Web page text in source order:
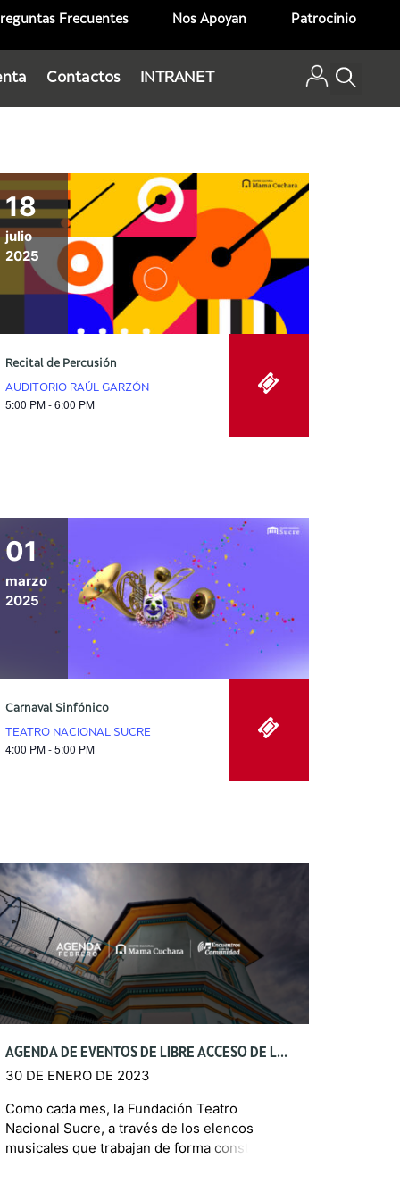
Frecuentes Nos Apoyan Patrocinio
Contactos INTRANET
18
julio
2025
Recital de Percusión
AUDITORIO RAÚL GARZÓN
5:00 PM - 6:00 PM
01
marzo
2025
Carnaval Sinfónico
TEATRO NACIONAL SUCRE
4:00 PM - 5:00 PM
AGENDA DE EVENTOS DE LIBRE ACCESO DE LA FUNDACIÓN TEATRO NACIONAL SUCRE – FEBRERO 2023
30 DE ENERO DE 2023
Como cada mes, la Fundación Teatro
Nacional Sucre, a través de los elencos
musicales que trabajan de forma constante